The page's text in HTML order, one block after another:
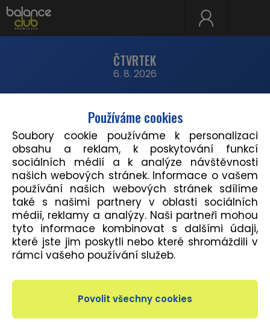
ČTVRTEK
6. 8. 2026
19:00 - 19:55 Studio 1
ZUMBA®
Alexandra Fraisová
Uložit rozvrh hodin
Středně pokročilý
Používáme cookies
Soubory cookie používáme k personalizaci
obsahu a reklam, k poskytování funkcí
sociálních médií a k analýze návštěvnosti
našich webových stránek. Informace o vašem
používání našich webových stránek sdílíme
také s našimi partnery v oblasti sociálních
médií, reklamy a analýzy. Naši partneři mohou
tyto informace kombinovat s dalšími údaji,
které jste jim poskytli nebo které shromáždili v
rámci vašeho používání služeb.